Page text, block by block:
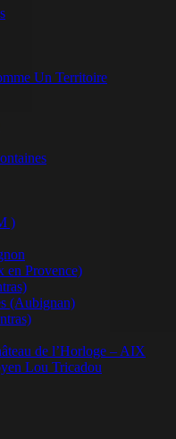
Un Territoire
)
en Provence)
(Aubignan)
de l’Horloge – AIX
Lou Tricadou